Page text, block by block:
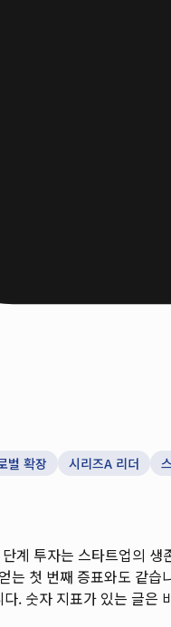
벌 확장 시리즈A 리더
계 투자는 스타트업의
는 첫 번째 증표와도 같습
. 숫자 지표가 있는 글